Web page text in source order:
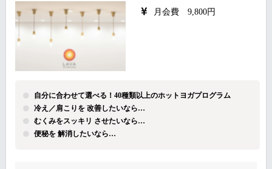
月会費 9,800円
自分に合わせて選べる！40種類以上のホットヨガプログラム
冷え／肩こりを 改善したいなら…
むくみをスッキリ させたいなら…
便秘を 解消したいなら…